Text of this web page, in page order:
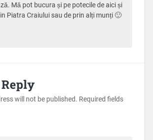
Mă pot bucura și pe potecile de aici și
Piatra Craiului sau de prin alți munți 🙂
will not be published. Required fields